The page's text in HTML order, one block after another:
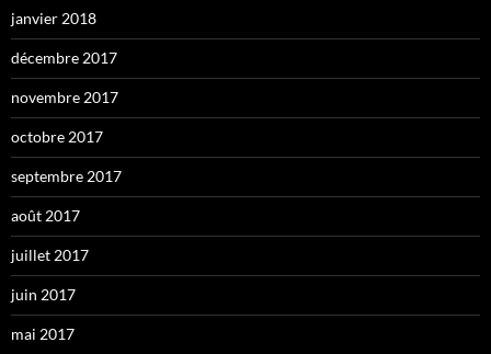
janvier 2018
décembre 2017
novembre 2017
octobre 2017
septembre 2017
août 2017
juillet 2017
juin 2017
mai 2017